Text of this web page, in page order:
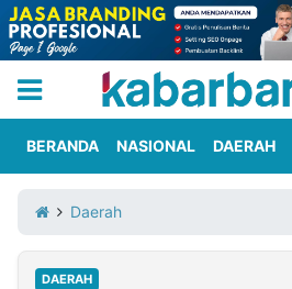
Iklan
Berita
Kami
BERANDA NASIONAL DAERAH
Daerah
DAERAH